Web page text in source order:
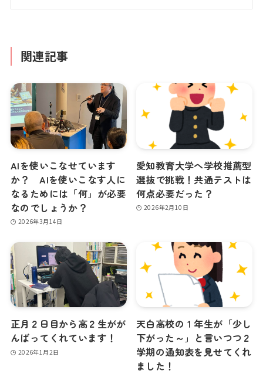
関連記事
AIを使いこなせています
か？ AIを使いこなす人に
なるためには「何」が必要
なのでしょうか？
2026年3月14日
愛知教育大学へ学校推薦型
選抜で挑戦！共通テストは
何点必要だった？
2026年2月10日
正月２日目から高２生がが
んばってくれています！
2026年1月2日
天白高校の１年生が「少し
下がった～」と言いつつ２
学期の通知表を見せてくれ
ました！